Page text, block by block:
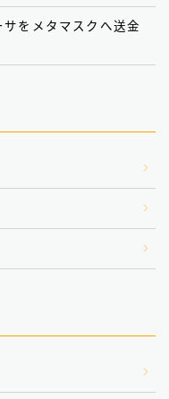
サをメタマスクへ送金